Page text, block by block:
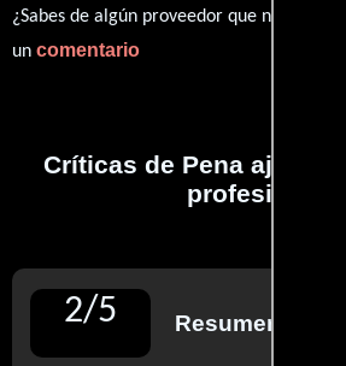
¿Sabes de algún proveedor que no
un comentario
Críticas de Pena ajena
profesionales
2/5 Resumen de